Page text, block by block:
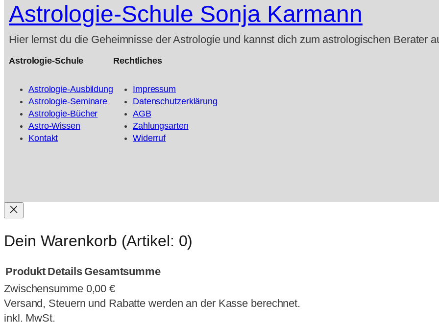
Astrologie-Schule Sonja Karmann
Hier lernst du die Geheimnisse der Astrologie und kannst dich zum astrologischen Berater
Astrologie-Schule
Astrologie-Ausbildung
Astrologie-Seminare
Astrologie-Bücher
Astro-Wissen
Kontakt
Rechtliches
Impressum
Datenschutzerklärung
AGB
Zahlungsarten
Widerruf
Dein Warenkorb (Artikel: 0)
Produkte
im
Produkt Details Gesamtsumme
Zwischensumme 0,00 €
Versand, Steuern und Rabatte werden an der Kasse berechnet.
inkl. MwSt.